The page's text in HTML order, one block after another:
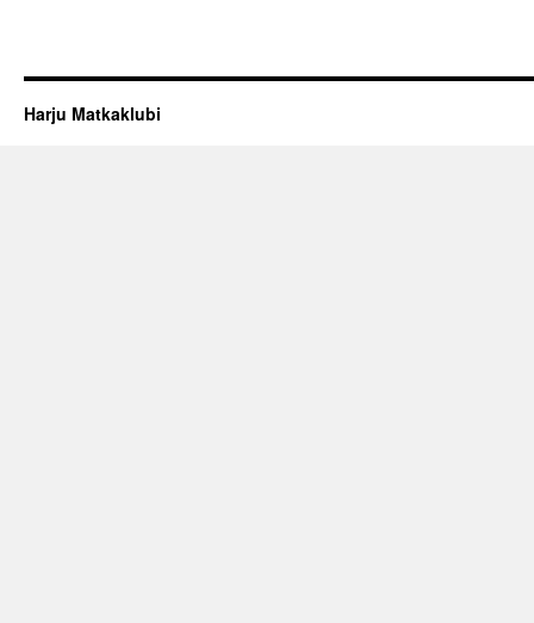
Harju Matkaklubi